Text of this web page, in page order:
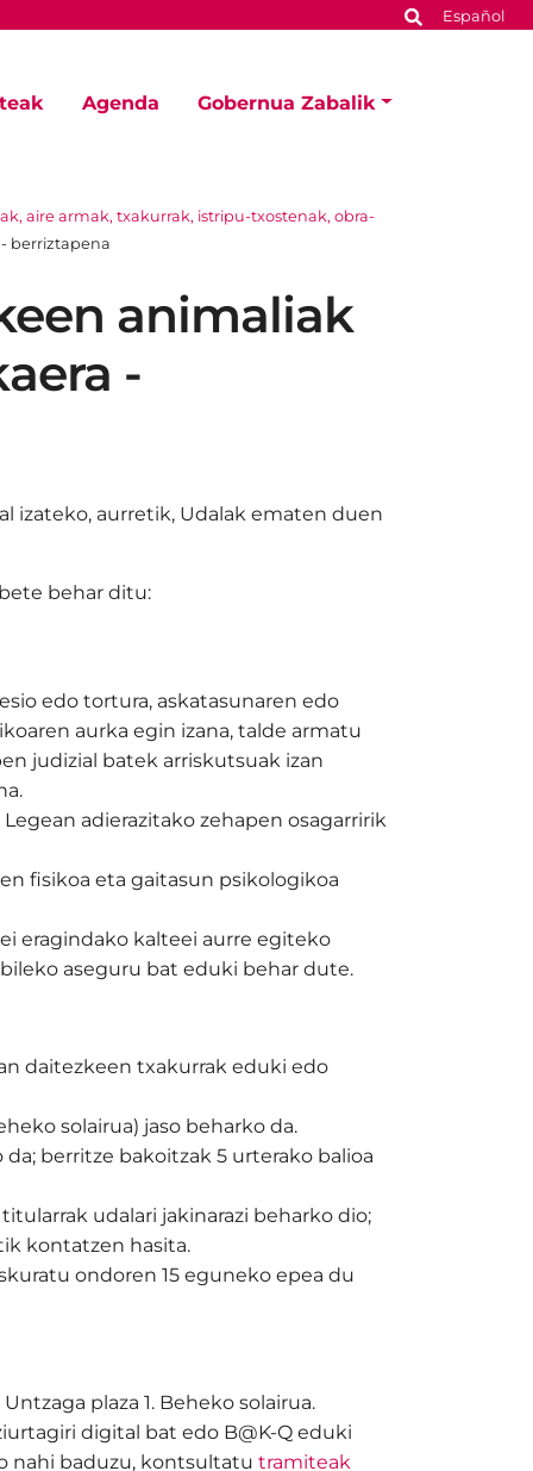
Español
Agenda Gobernua Zabalik
aire armak, txakurrak, istripu-txostenak, obra-
berriztapena
animaliak
-
izateko, aurretik, Udalak ematen duen
behar ditu:
edo tortura, askatasunaren edo
aurka egin izana, talde armatu
judizial batek arriskutsuak izan
adierazitako zehapen osagarririk
fisikoa eta gaitasun psikologikoa
eragindako kalteei aurre egiteko
aseguru bat eduki behar dute.
daitezkeen txakurrak eduki edo
solairua) jaso beharko da.
berritze bakoitzak 5 urterako balioa
udalari jakinarazi beharko dio;
kontatzen hasita.
ondoren 15 eguneko epea du
Untzaga plaza 1. Beheko solairua.
digital bat edo B@K-Q eduki
nahi baduzu, kontsultatu tramiteak